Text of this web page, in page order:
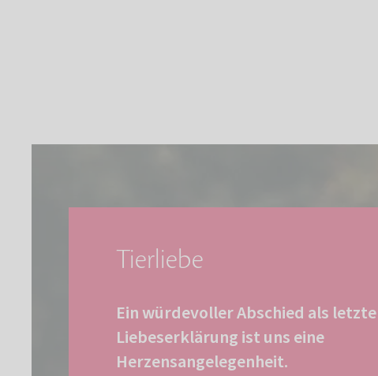
Tierliebe
Ein würdevoller Abschied als letzte
Liebeserklärung ist uns eine
Herzensangelegenheit.